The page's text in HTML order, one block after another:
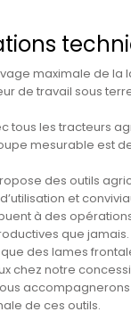
maximale de la
de travail sous
tous les tracteurs
mesurable est de
des outils
et
à des
que
des lames
chez notre
de ces outils.